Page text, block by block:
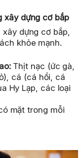
xây dựng cơ bắp
dựng cơ bắp,
khỏe mạnh.
Thịt nạc (ức gà,
cá (cá hồi, cá
Hy Lạp, các loại
mặt trong mỗi